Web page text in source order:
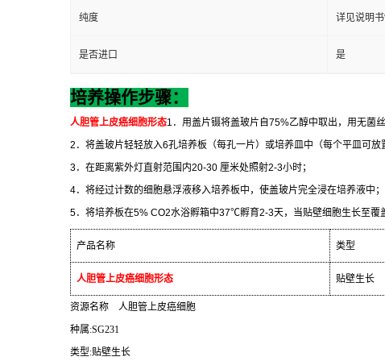
纯度 详见说明
是否进口 是
培养操作步骤：
人胆管上皮癌细胞形态1 ．用盖片镊将盖玻片自75%乙醇中取出，用无菌
2 ．将盖玻片轻轻放入6孔培养板（每孔一片）或培养皿中（每个平皿可放
3．在距离紫外灯直射范围内20-30 厘米处照射2-3小时；
4．将经过计数的细胞悬浮液移入培养板中，使盖玻片完全浸在培养液中；
5．将培养板在5% CO2水浴孵箱中37℃孵育2-3天，当贴壁细胞生长至覆
产品名称 类型
人胆管上皮癌细胞形态 贴壁生长
资源名称 人胆管上皮癌细胞
种属:SG231
类型:贴壁生长